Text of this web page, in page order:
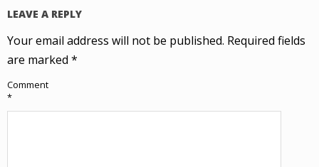
LEAVE A REPLY
Your email address will not be published. Required fields
are marked *
Comment
*